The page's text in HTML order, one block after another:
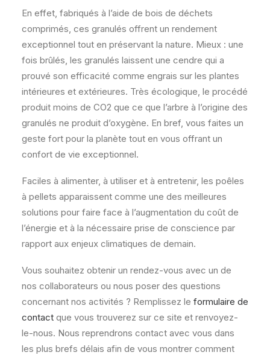
En effet, fabriqués à l’aide de bois de déchets
comprimés, ces granulés offrent un rendement
exceptionnel tout en préservant la nature. Mieux : une
fois brûlés, les granulés laissent une cendre qui a
prouvé son efficacité comme engrais sur les plantes
intérieures et extérieures. Très écologique, le procédé
produit moins de CO2 que ce que l’arbre à l’origine des
granulés ne produit d’oxygène. En bref, vous faites un
geste fort pour la planète tout en vous offrant un
confort de vie exceptionnel.
Faciles à alimenter, à utiliser et à entretenir, les poêles
à pellets apparaissent comme une des meilleures
solutions pour faire face à l’augmentation du coût de
l’énergie et à la nécessaire prise de conscience par
rapport aux enjeux climatiques de demain.
Vous souhaitez obtenir un rendez-vous avec un de
nos collaborateurs ou nous poser des questions
concernant nos activités ? Remplissez le formulaire de
contact que vous trouverez sur ce site et renvoyez-
le-nous. Nous reprendrons contact avec vous dans
les plus brefs délais afin de vous montrer comment